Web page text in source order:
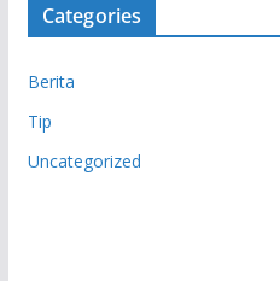
Categories
Berita
Tip
Uncategorized